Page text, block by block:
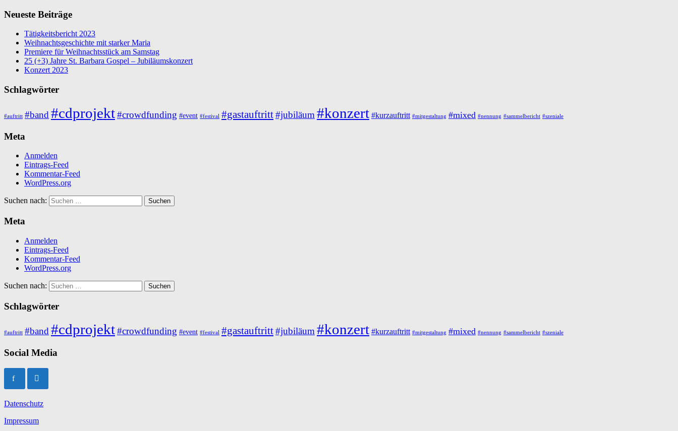
Neueste Beiträge
Tätigkeitsbericht 2023
Weihnachtsgeschichte mit starker Maria
Premiere für Weihnachtsstück am Samstag
25 (+3) Jahre St. Barbara Gospel – Jubiläumskonzert
Konzert 2023
Schlagwörter
#auftritt #band #cdprojekt#crowdfunding #event #festival #gastauftritt#jubiläum #konzert #kurzauftritt #mitgestaltung #mixed #nennung #sammelbericht #szeniale
Meta
Anmelden
Eintrags-Feed
Kommentar-Feed
WordPress.org
Suchen nach:
Meta
Anmelden
Eintrags-Feed
Kommentar-Feed
WordPress.org
Suchen nach:
Schlagwörter
#auftritt #band#cdprojekt#crowdfunding #event #festival #gastauftritt#jubiläum#konzert #kurzauftritt #mitgestaltung #mixed #nennung #sammelbericht #szeniale
Social Media
Datenschutz
Impressum